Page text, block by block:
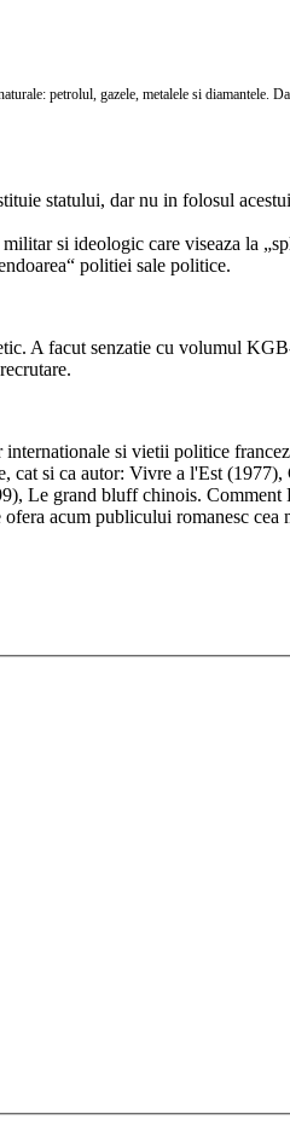
petrolul, gazele, metalele si diamantele.
statului, dar nu in folosul
si ideologic care viseaza la
politiei sale politice.
A facut senzatie cu volumul
si vietii politice
si ca autor: Vivre a l'Est
Le grand bluff chinois.
acum publicului romanesc cea